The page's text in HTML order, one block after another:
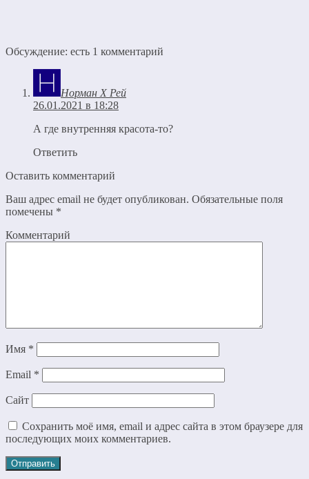
Обсуждение: есть 1 комментарий
Норман Х Рей
26.01.2021 в 18:28
А где внутренняя красота-то?
Ответить
Оставить комментарий
Ваш адрес email не будет опубликован. Обязательные поля
помечены *
Комментарий
Имя *
Email *
Сайт
Сохранить моё имя, email и адрес сайта в этом браузере для
последующих моих комментариев.